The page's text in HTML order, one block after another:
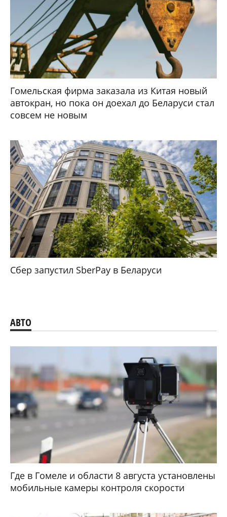
Гомельская фирма заказала из Китая новый
автокран, но пока он доехал до Беларуси стал
совсем не новым
Сбер запустил SberPay в Беларуси
АВТО
Где в Гомеле и области 8 августа установлены
мобильные камеры контроля скорости